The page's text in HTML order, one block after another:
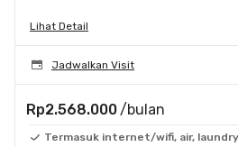
Lihat Detail
Jadwalkan Visit
Rp2.568.000 /bulan
Termasuk internet/wifi, air,